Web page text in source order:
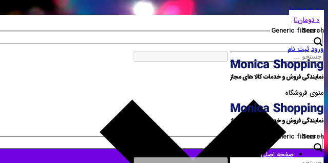
برو به محتوا
0تومان
Search
Generic filters
ورودثبت نام
منوی فروشگاه
Search
Generic filters
صفحه اصلی